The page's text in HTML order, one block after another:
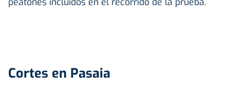
Cortes en Pasaia